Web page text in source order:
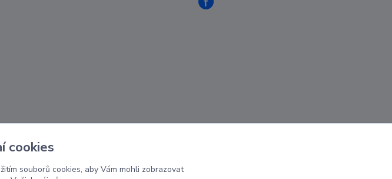
cookies
souborů cookies, aby Vám mohli zobrazovat